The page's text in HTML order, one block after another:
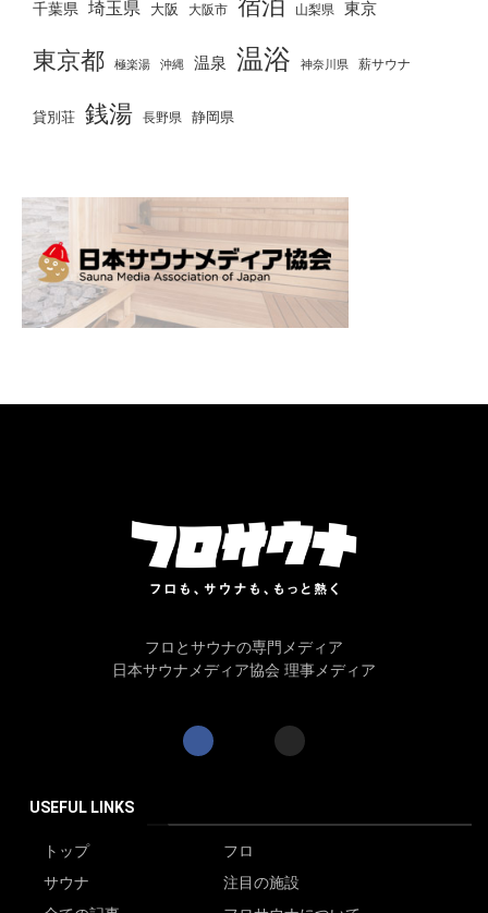
千葉県 埼玉県 大阪 大阪市 山梨県 東京
東京都 極楽湯 沖縄 温泉 温浴 神奈川県 薪サウナ
貸別荘 銭湯 長野県 静岡県
フロとサウナの専門メディア
日本サウナメディア協会 理事メディア
USEFUL LINKS
トップ
フロ
サウナ
注目の施設